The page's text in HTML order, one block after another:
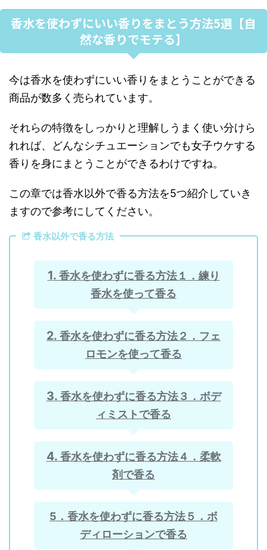
香水を使わずにいい香りをまとう方法5選【自
然な香りでモテる】
今は香水を使わずにいい香りをまとうことができる
商品が数多く売られています。
それらの特徴をしっかりと理解しうまく使い分けら
れれば、どんなシチュエーションでも女子ウケする
香りを身にまとうことができるわけですね。
この章では香水以外で香る方法を5つ紹介していき
ますので参考にしてください。
香水以外で香る方法
香水を使わずに香る方法１．練り
香水を使って香る
香水を使わずに香る方法２．フェ
ロモンを使って香る
香水を使わずに香る方法３．ボデ
ィミストで香る
香水を使わずに香る方法４．柔軟
剤で香る
5．香水を使わずに香る方法５．ボ
ディローションで香る